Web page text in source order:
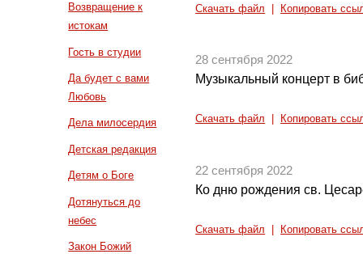
Возвращение к
истокам
Гость в студии
Да будет с вами
Любовь
Дела милосердия
Детская редакция
Детям о Боге
Дотянуться до
небес
Закон Божий
Скачать файл Копировать
28 сентября 2022
Музыкальный концерт в
Скачать файл Копировать
22 сентября 2022
Ко дню рождения св.
Скачать файл Копировать